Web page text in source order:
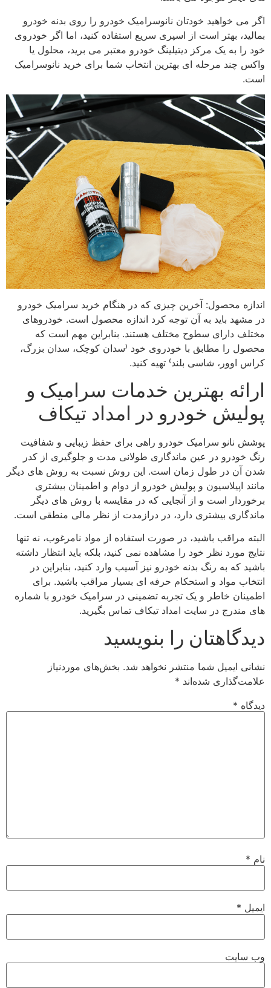
اگر می خواهید خودتان نانوسرامیک خودرو را روی بدنه خودرو
بمالید، بهتر است از اسپری سریع استفاده کنید، اما اگر خودروی
خود را به یک مرکز دیتیلینگ خودرو معتبر می برید، محلول یا
واکس چند مرحله ای بهترین انتخاب شما برای خرید نانوسرامیک
است.
اندازه محصول: آخرین چیزی که در هنگام خرید سرامیک خودرو
در مشهد باید به آن توجه کرد اندازه محصول است. خودروهای
مختلف دارای سطوح مختلف هستند. بنابراین مهم است که
محصول را مطابق با خودروی خود (سدان کوچک، سدان بزرگ،
کراس اوور، شاسی بلند) تهیه کنید.
ارائه بهترین خدمات سرامیک و
پولیش خودرو در امداد تیکاف
پوشش نانو سرامیک خودرو راهی برای حفظ زیبایی و شفافیت
رنگ خودرو در عین ماندگاری طولانی مدت و جلوگیری از کدر
شدن آن در طول زمان است. این روش نسبت به روش های دیگر
مانند اپیلاسیون و پولیش خودرو از دوام و اطمینان بیشتری
برخوردار است و از آنجایی که در مقایسه با روش های دیگر
ماندگاری بیشتری دارد، در درازمدت از نظر مالی منطقی است.
البته مراقب باشید، در صورت استفاده از مواد نامرغوب، نه تنها
نتایج مورد نظر خود را مشاهده نمی کنید، بلکه باید انتظار داشته
باشید که به رنگ بدنه خودرو نیز آسیب وارد کنید، بنابراین در
انتخاب مواد و استحکام حرفه ای بسیار مراقب باشید. برای
اطمینان خاطر و یک تجربه تضمینی در سرامیک خودرو با شماره
های مندرج در سایت امداد تیکاف تماس بگیرید.
دیدگاهتان را بنویسید
نشانی ایمیل شما منتشر نخواهد شد. بخش‌های موردنیاز
علامت‌گذاری شده‌اند *
دیدگاه *
نام *
ایمیل *
وب‌ سایت